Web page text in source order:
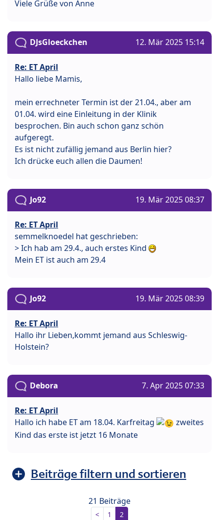
Viele Grüße von Anne
DJsGloeckchen 12. Mär 2025 15:14
Re: ET April
Hallo liebe Mamis,
mein errechneter Termin ist der 21.04., aber am
01.04. wird eine Einleitung in der Klinik
besprochen. Bin auch schon ganz schön
aufgeregt.
Es ist nicht zufällig jemand aus Berlin hier?
Ich drücke euch allen die Daumen!
Jo92 19. Mär 2025 08:37
Re: ET April
semmelknoedel hat geschrieben:
> Ich hab am 29.4., auch erstes Kind
Mein ET ist auch am 29.4
Jo92 19. Mär 2025 08:39
Re: ET April
Hallo ihr Lieben,kommt jemand aus Schleswig-
Holstein?
Debora 7. Apr 2025 07:33
Re: ET April
Hallo ich habe ET am 18.04. Karfreitag
zweites
Kind das erste ist jetzt 16 Monate
Beiträge filtern und sortieren
21 Beiträge
< 1 2